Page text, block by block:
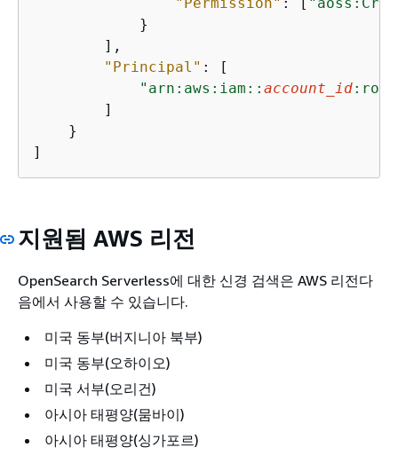
            }
        ],
"Principal" : [
"arn:aws:iam:: account_id
        ]
    }
]
지원됨 AWS 리전
OpenSearch Serverless에 대한 신경 검색은 AWS 리전다
음에서 사용할 수 있습니다.
미국 동부(버지니아 북부)
미국 동부(오하이오)
미국 서부(오리건)
아시아 태평양(뭄바이)
아시아 태평양(싱가포르)